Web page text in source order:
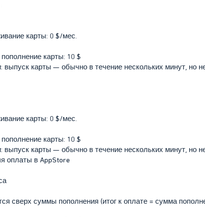
карты: 0 $/мес.
карты: 10 $
выпуск карты — обычно в течение нескольких минут, но
карты: 0 $/мес.
карты: 10 $
выпуск карты — обычно в течение нескольких минут, но
оплаты в AppStore
сверх суммы пополнения (итог к оплате = сумма